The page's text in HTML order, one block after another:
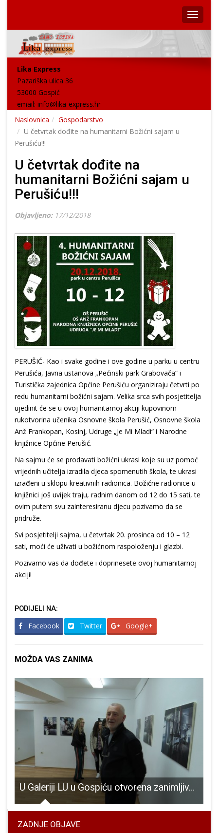
Lika Express
Pazariška ulica 36
53000 Gospić
email: info@lika-express.hr
Naslovnica
Gospodarstvo
U četvrtak dođite na humanitarni Božićni sajam u
Perušiću!!!
U četvrtak dođite na
humanitarni Božićni sajam u
Perušiću!!!
Objavljeno: 17/12/2018
PERUŠIĆ- Kao i svake godine i ove godine u parku u centru
Perušića, Javna ustanova „Pećinski park Grabovača“ i
Turistička zajednica Općine Perušiću organiziraju četvrti po
redu humanitarni božićni sajam. Velika srca svih posjetitelja
ujedinit će se u ovoj humanitarnoj akciji kupovinom
rukotvorina učenika Osnovne škola Perušić, Osnovne škola
Anž Frankopan, Kosinj, Udruge „Je Mi Mladi“ i Narodne
knjižnice Općine Perušić.
Na sajmu će se prodavati božićni ukrasi koje su uz pomoć
vrijednih učitelja izradila djeca spomenutih škola, te ukrasi
izrađeni u sklopu kreativnih radionica. Božićne radionice u
knjižnici još uvijek traju, radnim danom od 12 do 15 sati, te
ovim putem svu zainteresiranu djecu pozivamo da se
pridruže.
Svi posjetitelji sajma, u četvrtak 20. prosinca od 10 – 12
sati, moći će uživati u božićnom raspoloženju i glazbi.
Pozivamo vas da dođete i doprinesete ovoj humanitarnoj
akciji!
PODIJELI NA:
Facebook Twitter Google+
MOŽDA VAS ZANIMA
U Galeriji LU u Gospiću otvorena zanimljiva izložba radova autora Marijana Richtera
ZADNJE OBJAVE